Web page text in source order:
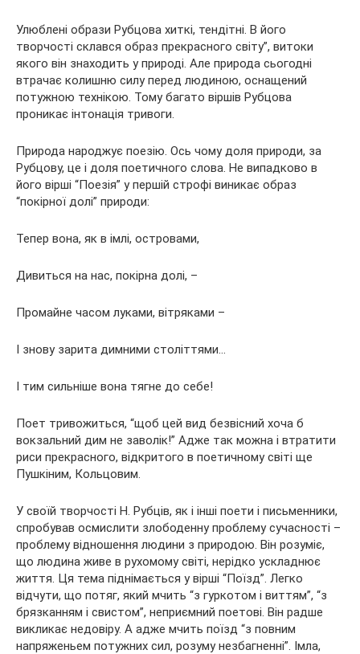
Улюблені образи Рубцова хиткі, тендітні. В його
творчості склався образ прекрасного світу”, витоки
якого він знаходить у природі. Але природа сьогодні
втрачає колишню силу перед людиною, оснащений
потужною технікою. Тому багато віршів Рубцова
проникає інтонація тривоги.
Природа народжує поезію. Ось чому доля природи, за
Рубцову, це і доля поетичного слова. Не випадково в
його вірші “Поезія” у першій строфі виникає образ
“покірної долі” природи:
Тепер вона, як в імлі, островами,
Дивиться на нас, покірна долі, –
Промайне часом луками, вітряками –
І знову зарита димними століттями…
І тим сильніше вона тягне до себе!
Поет тривожиться, “щоб цей вид безвісний хоча б
вокзальний дим не заволік!” Адже так можна і втратити
риси прекрасного, відкритого в поетичному світі ще
Пушкіним, Кольцовим.
У своїй творчості Н. Рубців, як і інші поети і письменники,
спробував осмислити злободенну проблему сучасності –
проблему відношення людини з природою. Він розуміє,
що людина живе в рухомому світі, нерідко ускладнює
життя. Ця тема піднімається у вірші “Поїзд”. Легко
відчути, що потяг, який мчить “з гуркотом і виттям”, “з
брязканням і свистом”, неприємний поетові. Він радше
викликає недовіру. А адже мчить поїзд “з повним
напряженьем потужних сил, розуму незбагненні”. Імла,